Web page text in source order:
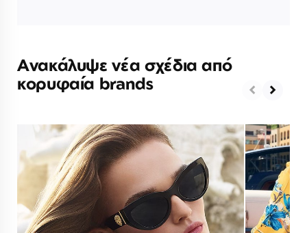
Ανακάλυψε νέα σχέδια από
κορυφαία brands